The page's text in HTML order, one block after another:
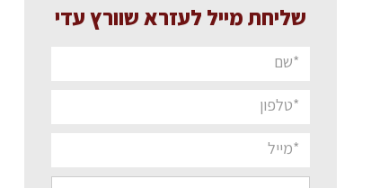
שליחת מייל לעזרא שוורץ עדי